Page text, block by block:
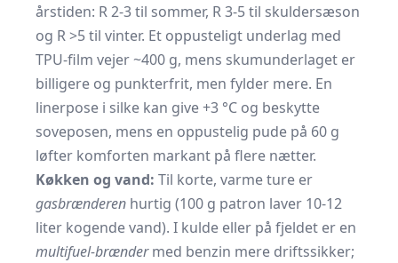
årstiden: R 2-3 til sommer, R 3-5 til skuldersæson
og R >5 til vinter. Et oppusteligt underlag med
TPU-film vejer ~400 g, mens skumunderlaget er
billigere og punkterfrit, men fylder mere. En
linerpose i silke kan give +3 °C og beskytte
soveposen, mens en oppustelig pude på 60 g
løfter komforten markant på flere nætter.
Køkken og vand: Til korte, varme ture er
gasbrænderen hurtig (100 g patron laver 10-12
liter kogende vand). I kulde eller på fjeldet er en
multifuel-brændermed benzin mere driftssikker;